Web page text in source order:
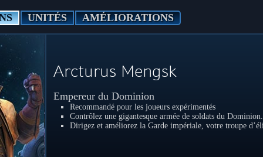
UNITÉS AMÉLIORATIONS
Arcturus Mengsk
Empereur du Dominion
Recommandé pour les joueurs expérimentés
Contrôlez une gigantesque armée de soldats du Dominion.
Dirigez et améliorez la Garde impériale, votre troupe